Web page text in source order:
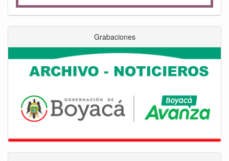
Grabaciones